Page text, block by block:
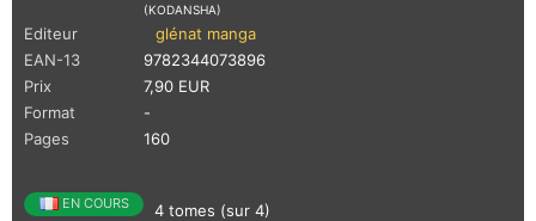
(KODANSHA)
Editeur
glénat manga
EAN-13
9782344073896
Prix
7,90 EUR
Format
-
Pages
160
EN COURS 4 tomes (sur 4)